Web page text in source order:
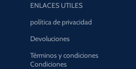
ENLACES UTILES
política de privacidad
Devoluciones
Términos y condiciones
Condiciones